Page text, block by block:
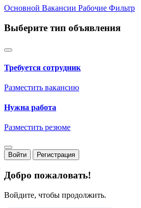
Основной Вакансии Рабочие Фильтр
Выберите тип объявления
Требуется сотрудник
Разместить вакансию
Нужна работа
Разместить резюме
Войти Регистрация
Добро пожаловать!
Войдите, чтобы продолжить.